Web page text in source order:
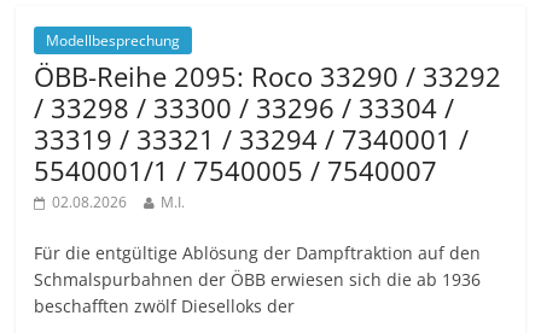
Modellbesprechung
ÖBB-Reihe 2095: Roco 33290 / 33292
/ 33298 / 33300 / 33296 / 33304 /
33319 / 33321 / 33294 / 7340001 /
5540001/1 / 7540005 / 7540007
02.08.2026 M.I.
Für die entgültige Ablösung der Dampftraktion auf den
Schmalspurbahnen der ÖBB erwiesen sich die ab 1936
beschafften zwölf Dieselloks der